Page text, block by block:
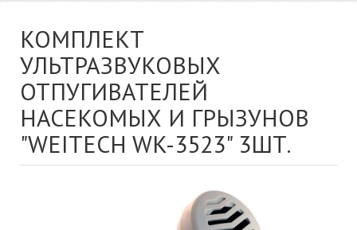
КОМПЛЕКТ
УЛЬТРАЗВУКОВЫХ
ОТПУГИВАТЕЛЕЙ
НАСЕКОМЫХ И ГРЫЗУНОВ
"WEITECH WK-3523" 3ШТ.